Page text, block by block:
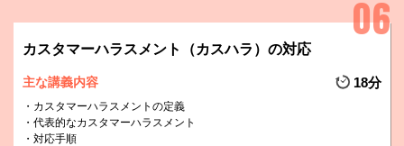
カスタマーハラスメント（カスハラ）の対応
主な講義内容 18分
カスタマーハラスメントの定義
代表的なカスタマーハラスメント
対応手順